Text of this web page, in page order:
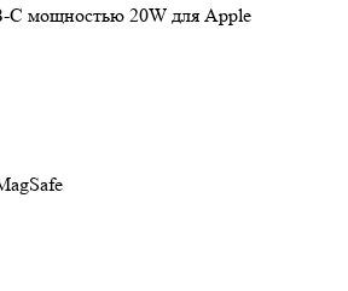
C мощностью 20W для Apple